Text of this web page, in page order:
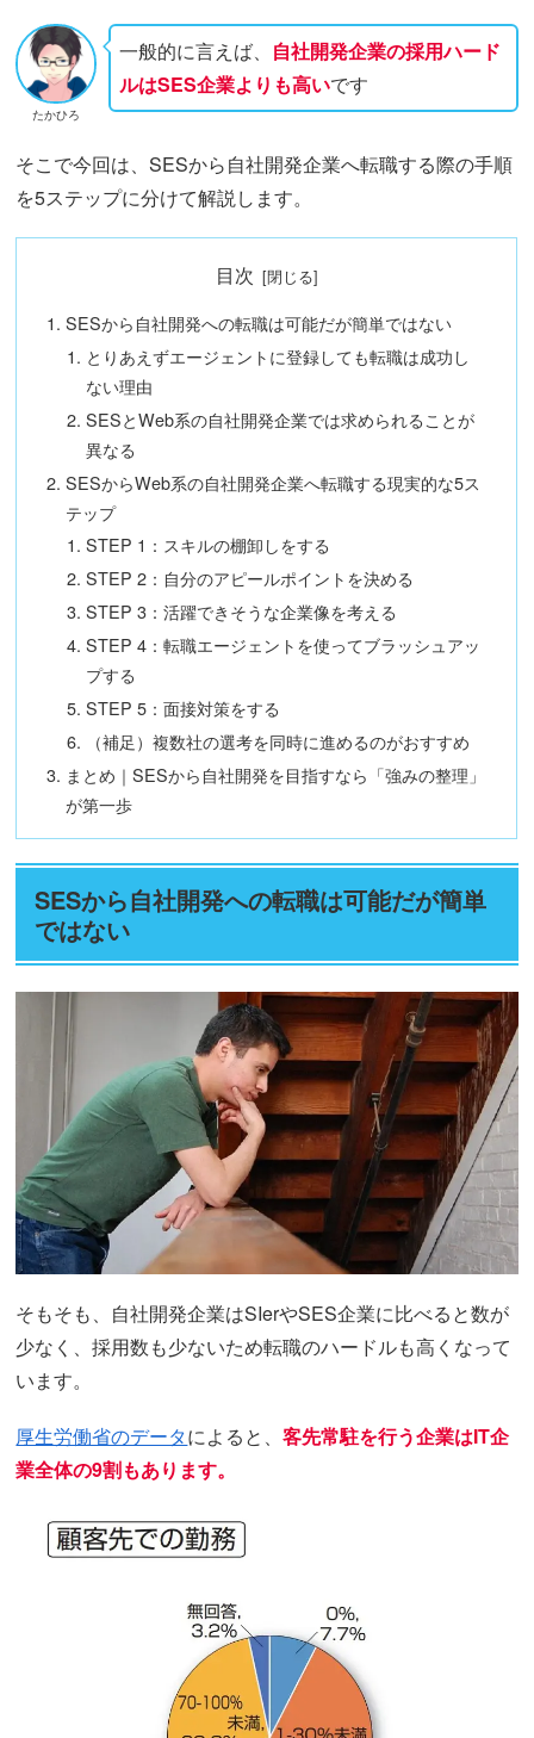
たかひろ
一般的に言えば、 自社開発企業の採用ハード
ルはSES企業よりも高いです
そこで今回は、SESから自社開発企業へ転職する際の手順
を5ステップに分けて解説します。
目次
SESから自社開発への転職は可能だが簡単ではない
とりあえずエージェントに登録しても転職は成功し
ない理由
SESとWeb系の自社開発企業では求められることが
異なる
SESからWeb系の自社開発企業へ転職する現実的な5ス
テップ
STEP 1：スキルの棚卸しをする
STEP 2：自分のアピールポイントを決める
STEP 3：活躍できそうな企業像を考える
STEP 4：転職エージェントを使ってブラッシュアッ
プする
STEP 5：面接対策をする
（補足）複数社の選考を同時に進めるのがおすすめ
まとめ｜SESから自社開発を目指すなら「強みの整理」
が第一歩
SESから自社開発への転職は可能だが簡単
ではない
そもそも、自社開発企業はSIerやSES企業に比べると数が
少なく、採用数も少ないため転職のハードルも高くなって
います。
厚生労働省のデータによると、客先常駐を行う企業はIT企
業全体の9割もあります。